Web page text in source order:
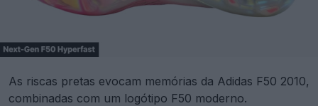
As riscas pretas evocam memórias da Adidas F50 2010,
combinadas com um logótipo F50 moderno.